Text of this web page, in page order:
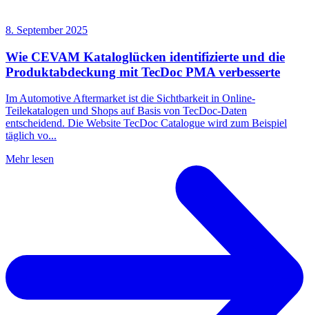
8. September 2025
Wie CEVAM Kataloglücken identifizierte und die
Produktabdeckung mit TecDoc PMA verbesserte
Im Automotive Aftermarket ist die Sichtbarkeit in Online-
Teilekatalogen und Shops auf Basis von TecDoc-Daten
entscheidend. Die Website TecDoc Catalogue wird zum Beispiel
täglich vo...
Mehr lesen